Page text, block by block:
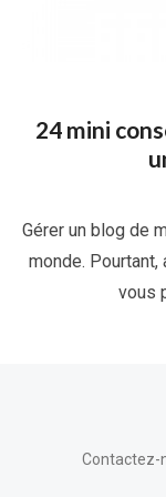
24 mini
Gérer un blog de
monde. Pourtant,
vous
Contactez-